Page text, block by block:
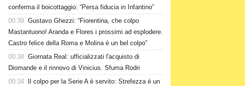
conferma il boicottaggio: “Persa fiducia in Infantino”
00:39 Gustavo Ghezzi: “Fiorentina, che colpo
Mastantuono! Aranda e Flores i prossimi ad esplodere.
Castro felice della Roma e Molina è un bel colpo”
00:38 Giornata Real: ufficializzati l'acquisto di
Diomande e il rinnovo di Vinicius. Sfuma Rodri
00:34
Il colpo per la Serie A è servito: Strefezza è un